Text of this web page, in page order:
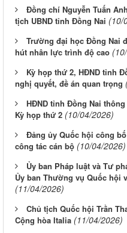
Đồng chí Nguyễn Tuấn
tịch UBND tỉnh Đồng Nai (10/
Trường đại học Đồng Nai
hút nhân lực trình độ cao
Kỳ họp thứ 2, HĐND tỉnh
nghị quyết, đề án quan trọng
HĐND tỉnh Đồng Nai
Kỳ họp thứ 2 (10/04/2026)
Đảng ủy Quốc hội công
công tác cán bộ (10/04/2026)
Ủy ban Pháp luật và Tư
Ủy ban Thường vụ Quốc hội
(11/04/2026)
Chủ tịch Quốc hội Trần
Cộng hòa Italia (11/04/2026)